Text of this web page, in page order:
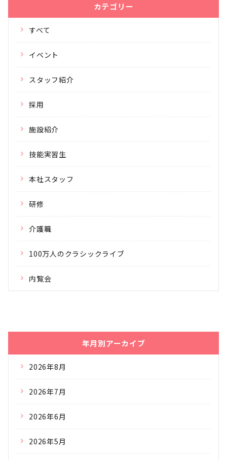
カテゴリー
すべて
イベント
スタッフ紹介
採用
施設紹介
技能実習生
本社スタッフ
研修
介護職
100万人のクラシックライブ
内覧会
年月別アーカイブ
2026年8月
2026年7月
2026年6月
2026年5月